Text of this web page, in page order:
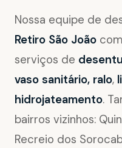
Nossa equipe de
Retiro São João
serviços de
vaso sanitário, ralo,
hidrojateamento.
bairros vizinhos:
Recreio dos